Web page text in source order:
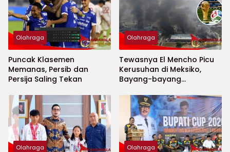
Olahraga
Puncak Klasemen
Memanas, Persib dan
Persija Saling Tekan
Olahraga
Tewasnya El Mencho Picu
Kerusuhan di Meksiko,
Bayang-bayang
2026 Menguat
Olahraga Olahraga